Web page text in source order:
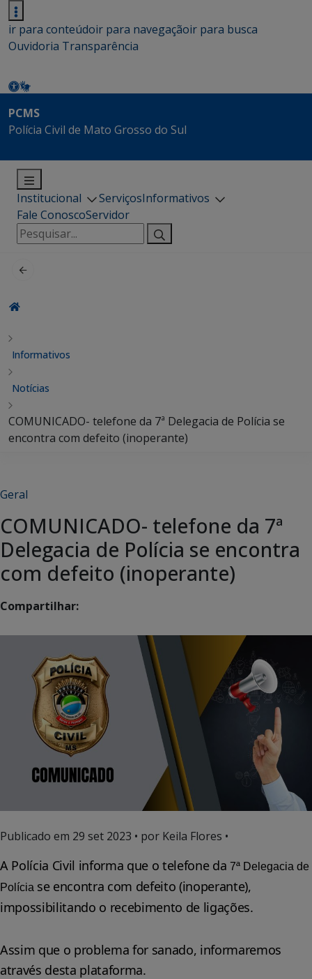
ir para conteúdoir para navegaçãoir para busca
Ouvidoria Transparência
PCMS
Polícia Civil de Mato Grosso do Sul
Institucional ServiçosInformativos
Fale ConoscoServidor
Pesquisar
por:
Informativos
Notícias
COMUNICADO- telefone da 7ª Delegacia de Polícia se
encontra com defeito (inoperante)
Geral
COMUNICADO- telefone da 7ª
Delegacia de Polícia se encontra
com defeito (inoperante)
Compartilhar:
Publicado em 29 set 2023 • por Keila Flores •
A Polícia Civil informa que o telefone da 7ª Delegacia de
Polícia se encontra com defeito (inoperante),
impossibilitando o recebimento de ligações.
Assim que o problema for sanado, informaremos
através desta plataforma.